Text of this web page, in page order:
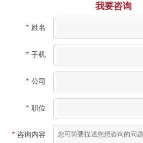
我要咨询
* 姓名
* 手机
* 公司
* 职位
* 咨询内容